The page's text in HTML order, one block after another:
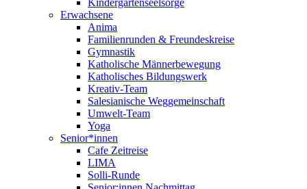
Kindergartenseelsorge
Erwachsene
Anima
Familienrunden & Freundeskreise
Gymnastik
Katholische Männerbewegung
Katholisches Bildungswerk
Kreativ-Team
Salesianische Weggemeinschaft
Umwelt-Team
Yoga
Senior*innen
Cafe Zeitreise
LIMA
Solli-Runde